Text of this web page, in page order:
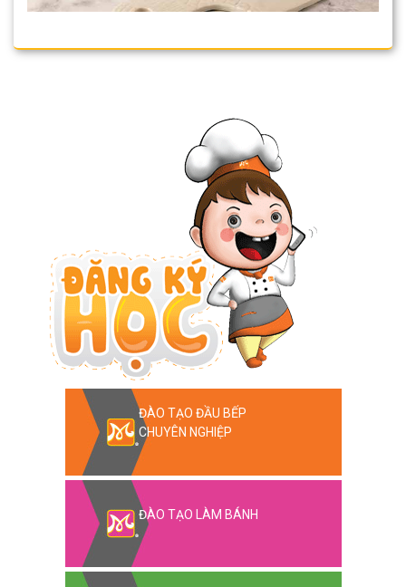
ĐÀO TẠO ĐẦU BẾP
CHUYÊN NGHIỆP
ĐÀO TẠO LÀM BÁNH